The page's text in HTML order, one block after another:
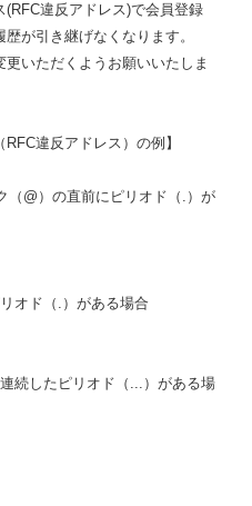
違反アドレス)で会員登録
が引き継げなくなります。
いただくようお願いいたしま
違反アドレス）の例】
（@）の直前にピリオド（.）が
オド（.）がある場合
続したピリオド（...）がある場